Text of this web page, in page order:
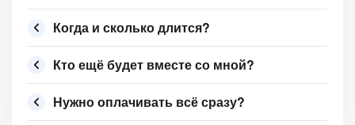
Когда и сколько длится?
Кто ещё будет вместе со мной?
Нужно оплачивать всё сразу?